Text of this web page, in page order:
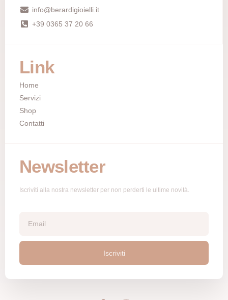
info@berardigioielli.it
+39 0365 37 20 66
Link
Home
Servizi
Shop
Contatti
Newsletter
Iscriviti alla nostra newsletter per non perderti le ultime novità.
Iscriviti